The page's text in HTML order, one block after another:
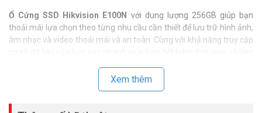
Ổ Cứng SSD Hikvision E100N với dung lượng 256GB giúp bạn
thoải mái lựa chọn theo từng nhu cầu cần thiết để lưu trữ hình ảnh,
âm nhạc và video thoải mái và an toàn. Cùng với khả năng truy cập
Series E100N cho hiệu năng cao
Ổ Cứng SSD Hikvision E100N mang đến cho bạn tốc độ đọc lên tới
Xem thêm